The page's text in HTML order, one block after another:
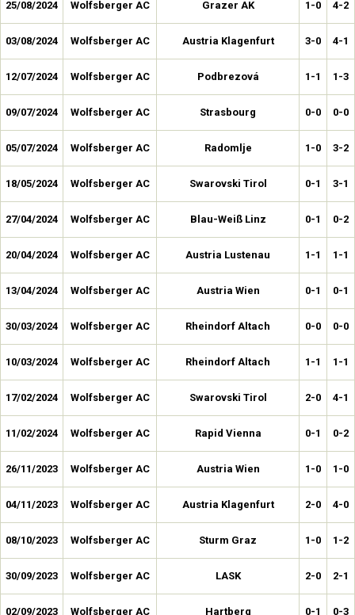
25/08/2024 Wolfsberger AC Grazer AK 1-0 4-2
03/08/2024 Wolfsberger AC Austria Klagenfurt 3-0 4-1
12/07/2024 Wolfsberger AC Podbrezová 1-1 1-3
09/07/2024 Wolfsberger AC Strasbourg 0-0 0-0
05/07/2024 Wolfsberger AC Radomlje 1-0 3-2
18/05/2024 Wolfsberger AC Swarovski Tirol 0-1 3-1
27/04/2024 Wolfsberger AC Blau-Weiß Linz 0-1 0-2
20/04/2024 Wolfsberger AC Austria Lustenau 1-1 1-1
13/04/2024 Wolfsberger AC Austria Wien 0-1 0-1
30/03/2024 Wolfsberger AC Rheindorf Altach 0-0 0-0
10/03/2024 Wolfsberger AC Rheindorf Altach 1-1 1-1
17/02/2024 Wolfsberger AC Swarovski Tirol 2-0 4-1
11/02/2024 Wolfsberger AC Rapid Vienna 0-1 0-2
26/11/2023 Wolfsberger AC Austria Wien 1-0 1-0
04/11/2023 Wolfsberger AC Austria Klagenfurt 2-0 4-0
08/10/2023 Wolfsberger AC Sturm Graz 1-0 1-2
30/09/2023 Wolfsberger AC LASK 2-0 2-1
02/09/2023 Wolfsberger AC Hartberg 0-1 0-3